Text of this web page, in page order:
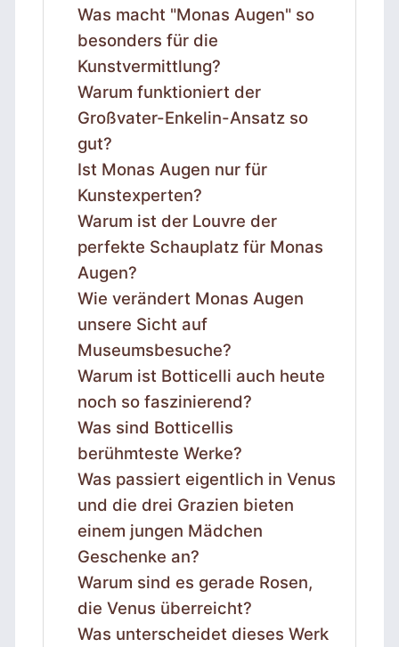
Was macht "Monas Augen" so
besonders für die
Kunstvermittlung?
Warum funktioniert der
Großvater-Enkelin-Ansatz so
gut?
Ist Monas Augen nur für
Kunstexperten?
Warum ist der Louvre der
perfekte Schauplatz für Monas
Augen?
Wie verändert Monas Augen
unsere Sicht auf
Museumsbesuche?
Warum ist Botticelli auch heute
noch so faszinierend?
Was sind Botticellis
berühmteste Werke?
Was passiert eigentlich in Venus
und die drei Grazien bieten
einem jungen Mädchen
Geschenke an?
Warum sind es gerade Rosen,
die Venus überreicht?
Was unterscheidet dieses Werk